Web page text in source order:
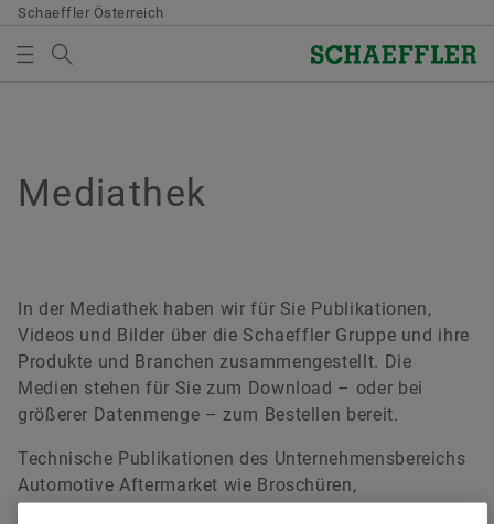
Schaeffler Österreich
Qualität & Umwelt
Einkauf & Lieferanten-Management
Digitale Zusammenarbeit
Supply Chain Management & Logistik
Nachhaltigkeit
Qualität
Vertrieb
Allgemeine Geschäftsbedingungen
Konzern
Bearings & Industrial Solutions
Lifetime Solutions
medias Produktkatalog
X-life
Schulungen
Entwicklung
Mediathek
Publikationen
Apps
Es befinden sich keine Elemente in Ihrem Medienkorb.
Bitte beachten Sie:
Die maximale Bestellmenge je Medium
beträgt 20 Stück. Ein Verkauf unentgeltlich
untersagt. Die Bestellung ist
versandkostenfrei.
Mediathek
In der Mediathek haben wir für Sie Publikationen,
Videos und Bilder über die Schaeffler Gruppe und ihre
Produkte und Branchen zusammengestellt. Die
Medien stehen für Sie zum Download – oder bei
größerer Datenmenge – zum Bestellen bereit.
Technische Publikationen des Unternehmensbereichs
Automotive Aftermarket wie Broschüren,